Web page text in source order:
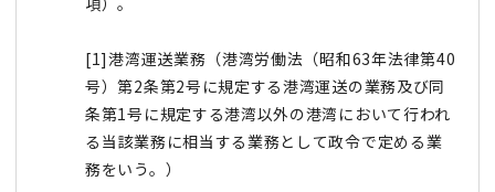
[1]港湾運送業務（港湾労働法（昭和63年法律第40
号）第2条第2号に規定する港湾運送の業務及び同
条第1号に規定する港湾以外の港湾において行われ
る当該業務に相当する業務として政令で定める業
務をいう。）